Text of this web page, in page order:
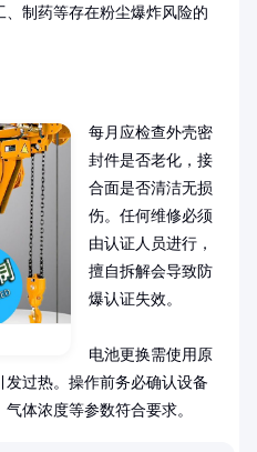
制药等存在粉尘爆炸风险的
每月应检查外壳密
封件是否老化，接
合面是否清洁无损
伤。任何维修必须
由认证人员进行，
擅自拆解会导致防
爆认证失效。
电池更换需使用原
过热。操作前务必确认设备
体浓度等参数符合要求。